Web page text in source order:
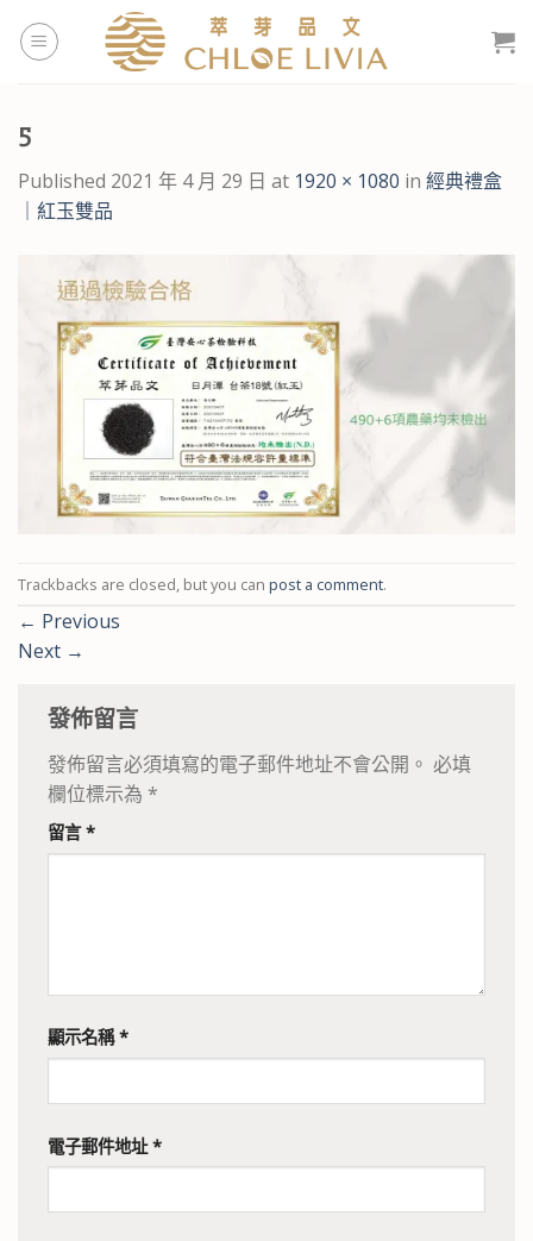
5
Published 2021 年 4 月 29 日 at 1920 × 1080 in 經典禮盒
｜紅玉雙品
Trackbacks are closed, but you can post a comment.
← Previous
Next →
發佈留言
發佈留言必須填寫的電子郵件地址不會公開。 必填
欄位標示為 *
留言*
顯示名稱*
電子郵件地址*